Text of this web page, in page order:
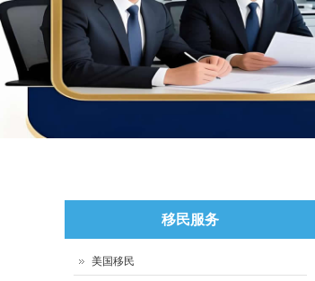
移民服务
美国移民